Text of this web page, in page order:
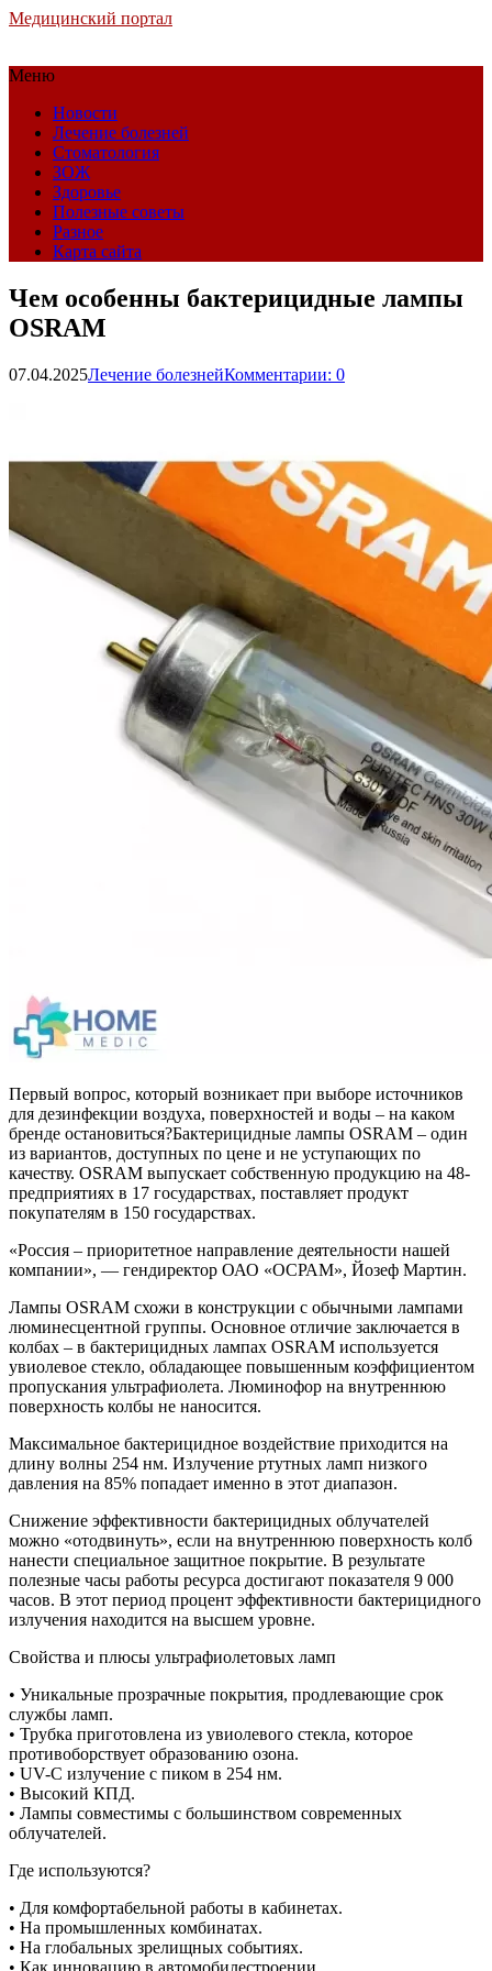
Медицинский портал
Меню
Новости
Лечение болезней
Стоматология
ЗОЖ
Здоровье
Полезные советы
Разное
Карта сайта
Чем особенны бактерицидные лампы
OSRAM
07.04.2025Лечение болезнейКомментарии: 0
Первый вопрос, который возникает при выборе источников
для дезинфекции воздуха, поверхностей и воды – на каком
бренде остановиться?Бактерицидные лампы OSRAM – один
из вариантов, доступных по цене и не уступающих по
качеству. OSRAM выпускает собственную продукцию на 48-
предприятиях в 17 государствах, поставляет продукт
покупателям в 150 государствах.
«Россия – приоритетное направление деятельности нашей
компании», — гендиректор ОАО «ОСРАМ», Йозеф Мартин.
Лампы OSRAM схожи в конструкции с обычными лампами
люминесцентной группы. Основное отличие заключается в
колбах – в бактерицидных лампах OSRAM используется
увиолевое стекло, обладающее повышенным коэффициентом
пропускания ультрафиолета. Люминофор на внутреннюю
поверхность колбы не наносится.
Максимальное бактерицидное воздействие приходится на
длину волны 254 нм. Излучение ртутных ламп низкого
давления на 85% попадает именно в этот диапазон.
Снижение эффективности бактерицидных облучателей
можно «отодвинуть», если на внутреннюю поверхность колб
нанести специальное защитное покрытие. В результате
полезные часы работы ресурса достигают показателя 9 000
часов. В этот период процент эффективности бактерицидного
излучения находится на высшем уровне.
Свойства и плюсы ультрафиолетовых ламп
• Уникальные прозрачные покрытия, продлевающие срок
службы ламп.
• Трубка приготовлена из увиолевого стекла, которое
противоборствует образованию озона.
• UV-C излучение с пиком в 254 нм.
• Высокий КПД.
• Лампы совместимы с большинством современных
облучателей.
Где используются?
• Для комфортабельной работы в кабинетах.
• На промышленных комбинатах.
• На глобальных зрелищных событиях.
• Как инновацию в автомобилестроении.